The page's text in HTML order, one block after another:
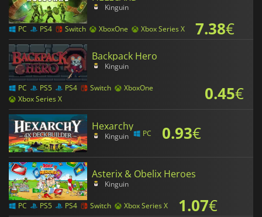
Kinguin
PC PS4 Switch XboxOne Xbox Series X 7.38€
Backpack Hero
Kinguin
PC PS5 PS4 Switch
XboxOne
Xbox Series X
0.45€
Hexarchy
Kinguin PC 0.93€
Asterix & Obelix Heroes
Kinguin
PC PS5 PS4 Switch Xbox Series X 1.07€